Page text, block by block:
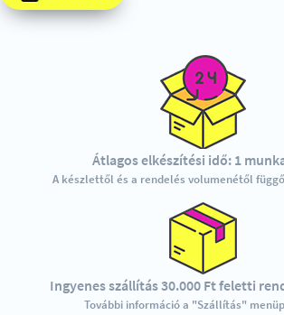
Átlagos elkészítési idő: 1
A készlettől és a rendelés volumenétől
Ingyenes szállítás 30.000 Ft feletti
További információ a "Szállítás"